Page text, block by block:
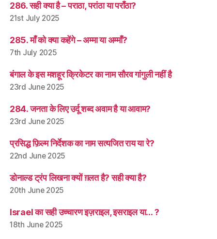
286. सही क्या है – पराठा, परांठा या पराँठा?
21st July 2025
285. माँ को क्या कहेंगे – अम्मा या अम्माँ?
7th July 2025
बंगाल के इस मशहूर क्रिकेटर का नाम सौरव गांगुली नहीं है
23rd June 2025
284. जनता के लिए उर्दू शब्द अवाम है या आवाम?
23rd June 2025
प्रसिद्ध फ़िल्म निर्देशक का नाम सत्यजित राय या रे?
22nd June 2025
डोनाल्ड ट्रंप लिखना क्यों ग़लत है? सही क्या है?
20th June 2025
Israel का सही उच्चारण इज़राइल, इसराइल या… ?
18th June 2025